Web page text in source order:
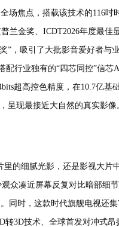
场焦点，搭载该技术的116吋
兰金奖、ICDT2026年度最佳
”，吸引了大批影音爱好者与
行业独有的“四芯同控”信芯
超高控色精度，在10.7亿基
呈现最接近大自然的真实影像
的细腻光影，还是影视大片
众凑近屏幕反复对比暗部细
同时，这款时代旗舰电视还
转3D技术、全球首发对冲式